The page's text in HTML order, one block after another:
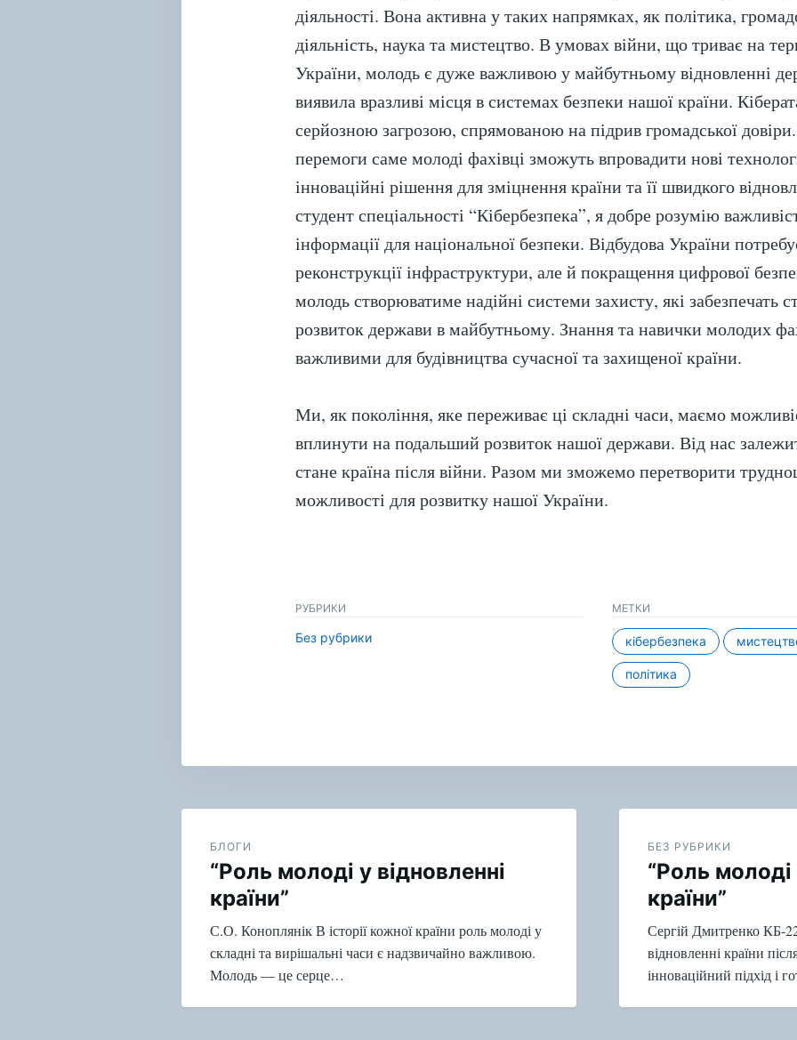
діяльності. Вона активна у таких напрямках, як політика,
діяльність, наука та мистецтво. В умовах війни, що триває на
України, молодь є дуже важливою у майбутньому відновленні
виявила вразливі місця в системах безпеки нашої країни.
серйозною загрозою, спрямованою на підрив громадської
перемоги саме молоді фахівці зможуть впровадити нові
інноваційні рішення для зміцнення країни та її швидкого
студент спеціальності “Кібербезпека”, я добре розумію
інформації для національної безпеки. Відбудова України
реконструкції інфраструктури, але й покращення цифрової
молодь створюватиме надійні системи захисту, які забезпечать
розвиток держави в майбутньому. Знання та навички молодих
важливими для будівництва сучасної та захищеної країни.
Ми, як покоління, яке переживає ці складні часи, маємо
вплинути на подальший розвиток нашої держави. Від нас
стане країна після війни. Разом ми зможемо перетворити
можливості для розвитку нашої України.
РУБРИКИ
Без рубрики
МЕТКИ
кібербезпека
політика
Навигация
по
записям
БЛОГИ
“Роль молоді у відновленні
країни”
С.О. Коноплянік В історії кожної країни роль молоді у
складні та вирішальні часи є надзвичайно важливою.
Молодь — це серце…
БЕЗ РУБРИКИ
“Роль молоді
країни”
Сергій Дмитренко КБ-
відновленні країни
інноваційний підхід і